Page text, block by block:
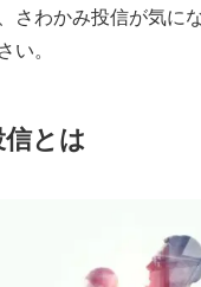
さわかみ投信が気に
い。
とは